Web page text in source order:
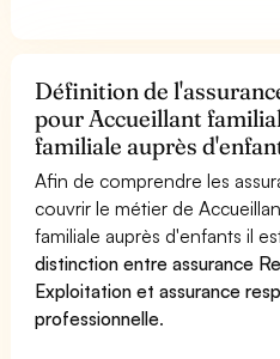
Définition de
pour Accueillant
familiale auprès
Afin de comprendre les
couvrir le métier de
familiale auprès d'enfants il
distinction entre assurance
Exploitation et assurance
professionnelle.